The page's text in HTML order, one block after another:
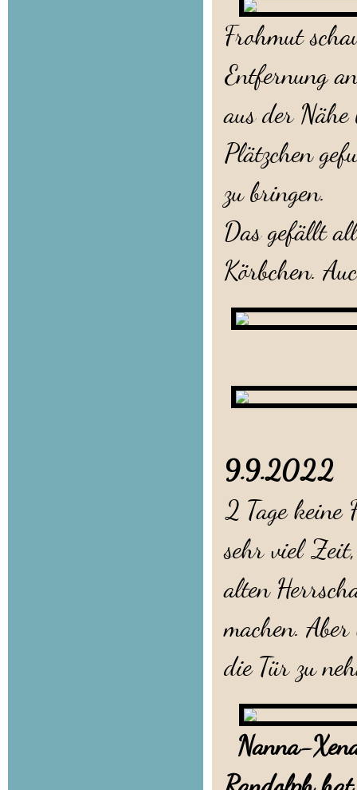
Frohmut
Entfernung
aus der
Plätzchen
zu bringen.
Das gefällt
Körbchen.
2 Tage
sehr viel
alten
machen.
die Tür zu
Nanna-